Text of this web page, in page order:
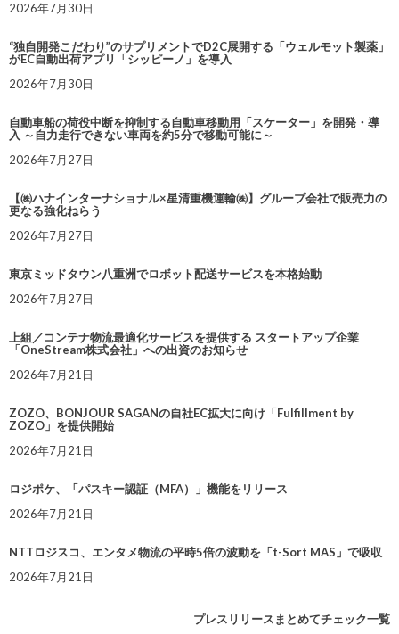
2026年7月30日
“独自開発こだわり”のサプリメントでD2C展開する「ウェルモット製薬」
がEC自動出荷アプリ「シッピーノ」を導入
2026年7月30日
自動車船の荷役中断を抑制する自動車移動用「スケーター」を開発・導
入 ～自力走行できない車両を約5分で移動可能に～
2026年7月27日
【㈱ハナインターナショナル×星清重機運輸㈱】グループ会社で販売力の
更なる強化ねらう
2026年7月27日
東京ミッドタウン八重洲でロボット配送サービスを本格始動
2026年7月27日
上組／コンテナ物流最適化サービスを提供する スタートアップ企業
「OneStream株式会社」への出資のお知らせ
2026年7月21日
ZOZO、BONJOUR SAGANの自社EC拡大に向け「Fulfillment by
ZOZO」を提供開始
2026年7月21日
ロジポケ、「パスキー認証（MFA）」機能をリリース
2026年7月21日
NTTロジスコ、エンタメ物流の平時5倍の波動を「t-Sort MAS」で吸収
2026年7月21日
プレスリリースまとめてチェック一覧